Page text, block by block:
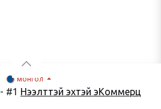
монгол
- #1 Нээлттэй эхтэй эКоммерц